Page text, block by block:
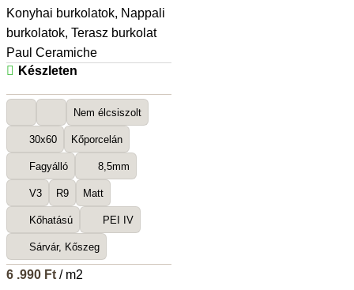
Konyhai burkolatok, Nappali
burkolatok, Terasz burkolat
Paul Ceramiche
Készleten
Nem élcsiszolt
30x60 Kőporcelán
Fagyálló 8,5mm
V3 R9 Matt
Kőhatású PEI IV
Sárvár, Kőszeg
6 .990 Ft/ m2